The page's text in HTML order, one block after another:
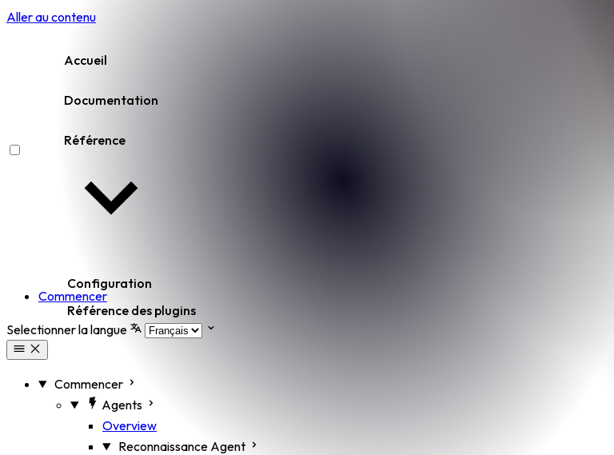
Aller au contenu
Accueil
Documentation
Référence
Configuration
Référence des plugins
Commencer
Selectionner la langue
Commencer
Agents
Overview
Reconnaissance Agent